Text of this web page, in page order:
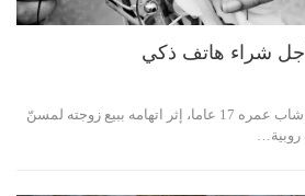
شراء هاتف ذكي
قبضت السلطات الهندية على شاب عمره 17 عاما، إثر اتهامه ببيع زوجته لمسنّ